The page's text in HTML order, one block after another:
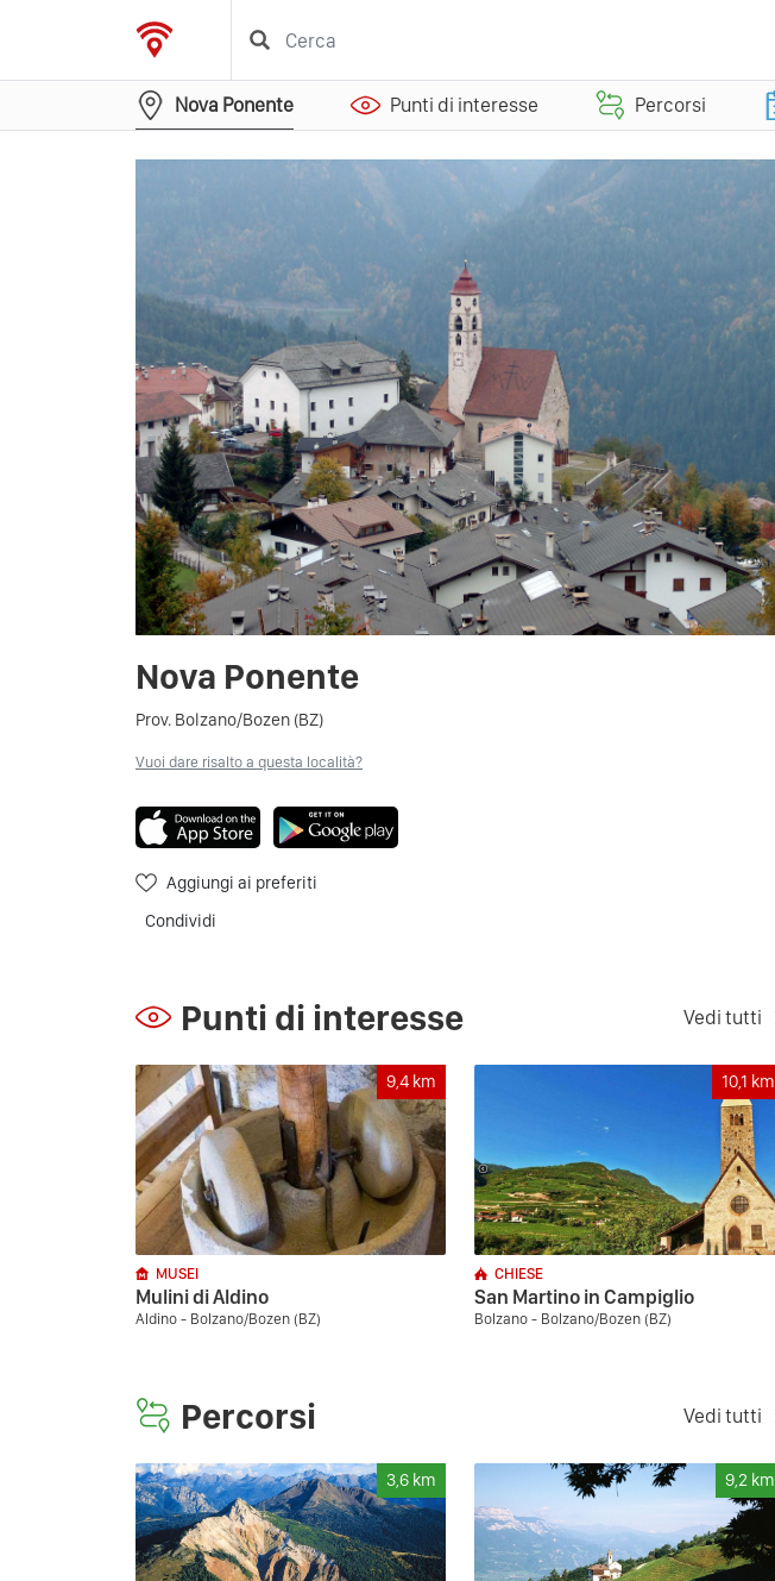
Nova Ponente Punti di interesse Percorsi
Nova Ponente
Prov. Bolzano/Bozen (BZ)
Vuoi dare risalto a questa località?
Aggiungi ai preferiti
Condividi
Punti di interesse Vedi tutti
9,4 km
MUSEI
Mulini di Aldino
Aldino - Bolzano/Bozen (BZ)
10,1 km
CHIESE
San Martino in Campiglio
Bolzano - Bolzano/Bozen (BZ)
Percorsi Vedi tutti
3,6 km 9,2 km